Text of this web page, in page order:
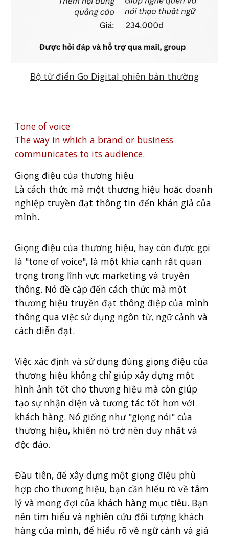
Bộ từ điển Go Digital phiên bản thường
Tone of voice
The way in which a brand or business
communicates to its audience.
Giọng điệu của thương hiệu
Là cách thức mà một thương hiệu hoặc doanh
nghiệp truyền đạt thông tin đến khán giả của
mình.
Giọng điệu của thương hiệu, hay còn được gọi
là "tone of voice", là một khía cạnh rất quan
trọng trong lĩnh vực marketing và truyền
thông. Nó đề cập đến cách thức mà một
thương hiệu truyền đạt thông điệp của mình
thông qua việc sử dụng ngôn từ, ngữ cảnh và
cách diễn đạt.
Việc xác định và sử dụng đúng giọng điệu của
thương hiệu không chỉ giúp xây dựng một
hình ảnh tốt cho thương hiệu mà còn giúp
tạo sự nhận diện và tương tác tốt hơn với
khách hàng. Nó giống như "giọng nói" của
thương hiệu, khiến nó trở nên duy nhất và
độc đáo.
Đầu tiên, để xây dựng một giọng điệu phù
hợp cho thương hiệu, bạn cần hiểu rõ về tâm
lý và mong đợi của khách hàng mục tiêu. Bạn
nên tìm hiểu và nghiên cứu đối tượng khách
hàng của mình, để hiểu rõ về ngữ cảnh và giá